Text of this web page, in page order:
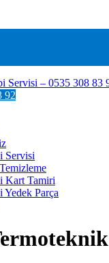
92
Servisi
Kart Tamiri
Yedek Parça